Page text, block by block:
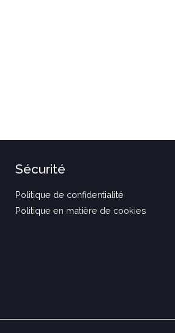
Sécurité
Politique de confidentialité
Politique en matière de cookies